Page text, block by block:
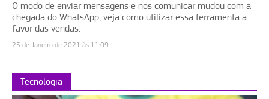
O modo de enviar mensagens e nos comunicar mudou com a
chegada do WhatsApp, veja como utilizar essa ferramenta a
favor das vendas.
25 de Janeiro de 2021 às 11:09
Tecnologia